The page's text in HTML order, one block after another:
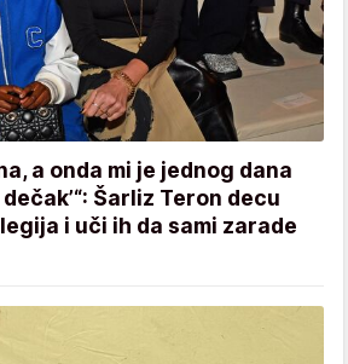
a onda mi je jednog dana
Šarliz Teron decu
i uči ih da sami zarade